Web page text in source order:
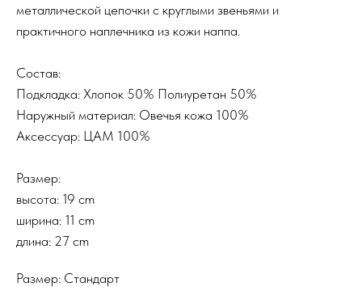
металлической цепочки с круглыми звеньями и
практичного наплечника из кожи наппа.
Состав:
Подкладка: Хлопок 50% Полиуретан 50%
Наружный материал: Овечья кожа 100%
Аксессуар: ЦАМ 100%
Размер:
высота: 19 cm
ширина: 11 cm
длина: 27 cm
Размер: Стандарт